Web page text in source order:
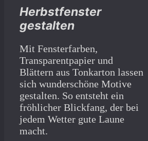
Herbstfenster
gestalten
Mit Fensterfarben,
Transparentpapier und
Blättern aus Tonkarton lassen
sich wunderschöne Motive
gestalten. So entsteht ein
fröhlicher Blickfang, der bei
jedem Wetter gute Laune
macht.